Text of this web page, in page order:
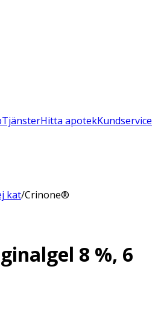
TjänsterHitta apotekKundservice
kat/Crinone®
8 %, 6